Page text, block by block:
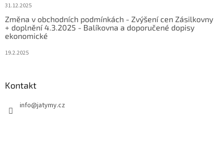
31.12.2025
Změna v obchodních podmínkách - Zvýšení cen Zásilkovny
+ doplnění 4.3.2025 - Balíkovna a doporučené dopisy
ekonomické
19.2.2025
Kontakt
info@jatymy.cz